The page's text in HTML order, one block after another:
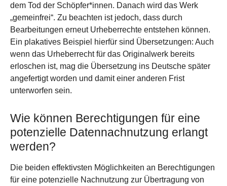
dem Tod der Schöpfer*innen. Danach wird das Werk
„gemeinfrei“. Zu beachten ist jedoch, dass durch
Bearbeitungen erneut Urheberrechte entstehen können.
Ein plakatives Beispiel hierfür sind Übersetzungen: Auch
wenn das Urheberrecht für das Originalwerk bereits
erloschen ist, mag die Übersetzung ins Deutsche später
angefertigt worden und damit einer anderen Frist
unterworfen sein.
Wie können Berechtigungen für eine
potenzielle Datennachnutzung erlangt
werden?
Die beiden effektivsten Möglichkeiten an Berechtigungen
für eine potenzielle Nachnutzung zur Übertragung von